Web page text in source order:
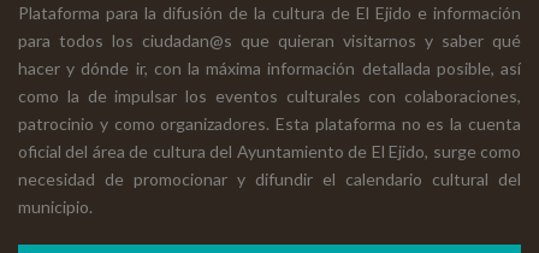
Plataforma para la difusión de la cultura de El Ejido e información
para todos los ciudadan@s que quieran visitarnos y saber qué
hacer y dónde ir, con la máxima información detallada posible, así
como la de impulsar los eventos culturales con colaboraciones,
patrocinio y como organizadores. Esta plataforma no es la cuenta
oficial del área de cultura del Ayuntamiento de El Ejido, surge como
necesidad de promocionar y difundir el calendario cultural del
municipio.